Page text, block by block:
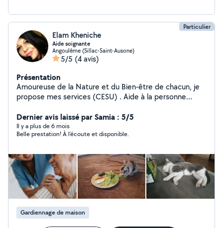
Particulier
Elam Kheniche
Aide soignante
Angoulême (Sillac-Saint-Ausone)
5/5 (4 avis)
Présentation
Amoureuse de la Nature et du Bien-être de chacun, je
propose mes services (CESU) . Aide à la personne
jardinage . Promenade de votre petit compagnon à
quatre pattes
Dernier avis laissé par Samia : 5/5
Il y a plus de 6 mois
Belle prestation! À l’écoute et disponible.
Gardiennage de maison